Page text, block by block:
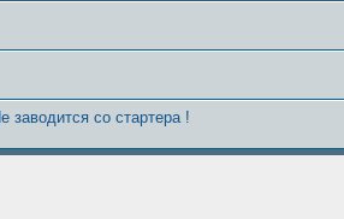
заводится со стартера !